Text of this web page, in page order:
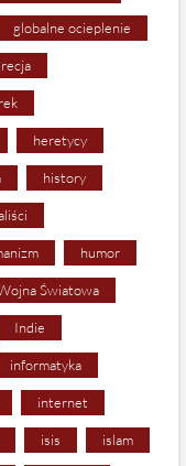
globalne ocieplenie
heretycy
history
humor
Światowa
Indie
informatyka
internet
isis islam